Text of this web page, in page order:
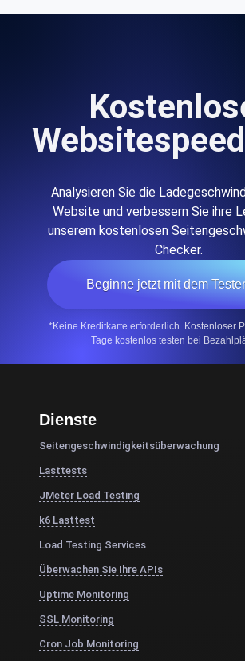
Analysieren Sie die
Website und verbessern Sie ihre
unserem kostenlosen
Checker.
Beginne jetzt mit dem
*Keine Kreditkarte erforderlich. Kostenloser
Tage kostenlos testen bei
Dienste
Seitengeschwindigkeitsüberwachung
Lasttests
JMeter Load Testing
k6 Lasttest
Load Testing Services
Überwachen Sie Ihre APIs
Uptime Monitoring
SSL Monitoring
Cron Job Monitoring